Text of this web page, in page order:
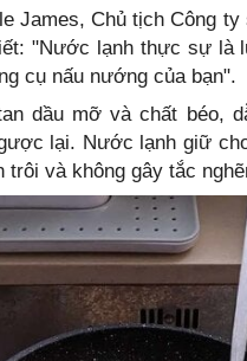
James, Chủ tịch Công
"Nước lạnh thực sự là
cụ nấu nướng của bạn".
dầu mỡ và chất béo,
lại. Nước lạnh giữ
trôi và không gây tắc